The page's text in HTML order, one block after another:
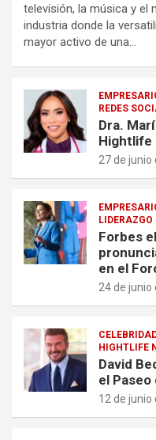
televisión, la música y el
industria donde la
mayor activo de una…
REDES
Dra.
Hightlife
27 de junio
LIDERAZGO
Forbes
en el
24 de junio
HIGHTLIFE
David
el Paseo
12 de junio